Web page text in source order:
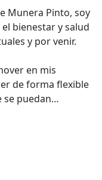
Munera Pinto, soy
bienestar y salud
y por venir.
en mis
de forma flexible
se puedan
lo es su
cada paciente la
para salir adelante